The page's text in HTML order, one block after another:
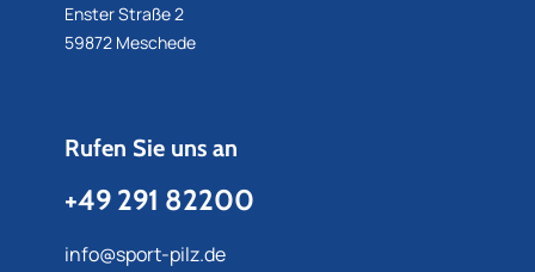
Enster Straße 2
59872 Meschede
Rufen Sie uns an
+49 291 82200
info@sport-pilz.de